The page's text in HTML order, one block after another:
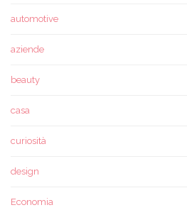
automotive
aziende
beauty
casa
curiosità
design
Economia